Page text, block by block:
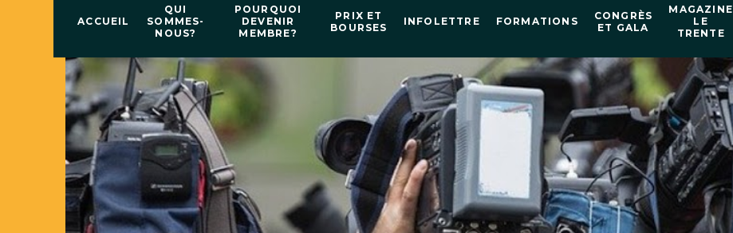
ACCUEIL
QUI
SOMMES-
NOUS?
POURQUOI
DEVENIR
MEMBRE?
PRIX ET
BOURSES
INFOLETTRE FORMATIONS
CONGRÈS
ET GALA
MAGAZINE
LE
TRENTE